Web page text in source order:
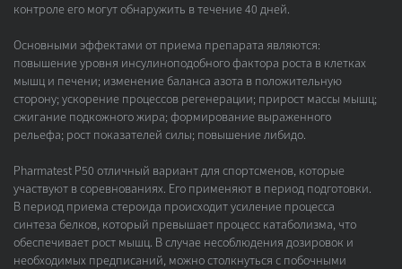
контроле его могут обнаружить в течение 40 дней.
Основными эффектами от приема препарата являются:
повышение уровня инсулиноподобного фактора роста в клетках
мышц и печени; изменение баланса азота в положительную
сторону; ускорение процессов регенерации; прирост массы мышц;
сжигание подкожного жира; формирование выраженного
рельефа; рост показателей силы; повышение либидо.
Pharmatest P50 отличный вариант для спортсменов, которые
участвуют в соревнованиях. Его применяют в период подготовки.
В период приема стероида происходит усиление процесса
синтеза белков, который превышает процесс катаболизма, что
обеспечивает рост мышц. В случае несоблюдения дозировок и
необходимых предписаний, можно столкнуться с побочными